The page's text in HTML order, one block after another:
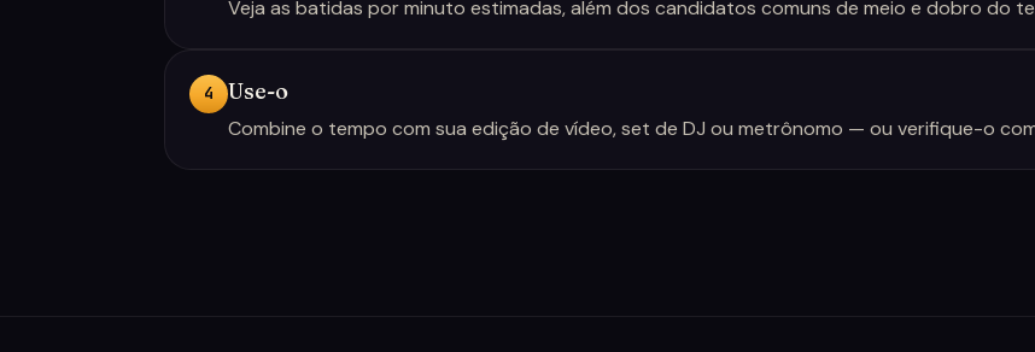
Veja as batidas por minuto estimadas, além dos candidatos comuns de meio e dobro do
4 Use-o
Combine o tempo com sua edição de vídeo, set de DJ ou metrônomo — ou verifique-o